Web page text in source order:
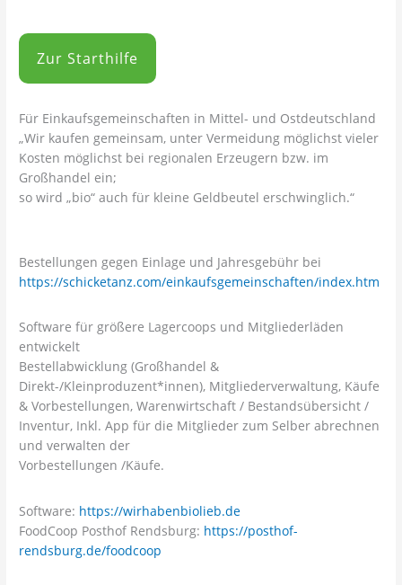
Zur Starthilfe
Für Einkaufsgemeinschaften in Mittel- und Ostdeutschland
„Wir kaufen gemeinsam, unter Vermeidung möglichst vieler
Kosten möglichst bei regionalen Erzeugern bzw. im
Großhandel ein;
so wird „bio“ auch für kleine Geldbeutel erschwinglich.“
Bestellungen gegen Einlage und Jahresgebühr bei
https://schicketanz.com/einkaufsgemeinschaften/index.htm
Software für größere Lagercoops und Mitgliederläden
entwickelt
Bestellabwicklung (Großhandel &
Direkt-/Kleinproduzent*innen), Mitgliederverwaltung, Käufe
& Vorbestellungen, Warenwirtschaft / Bestandsübersicht /
Inventur, Inkl. App für die Mitglieder zum Selber abrechnen
und verwalten der
Vorbestellungen /Käufe.
Software: https://wirhabenbiolieb.de
FoodCoop Posthof Rendsburg: https://posthof-
rendsburg.de/foodcoop